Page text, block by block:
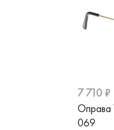
7 710 ₽
Оправа
069